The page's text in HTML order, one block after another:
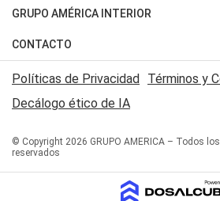
Judiciales
Economia
Motores
Trucos caseros
Series y Películas
Edictos y Solicitadas
Fútbol
Mundial
Automovilismo
Rugby
Básquet
GRUPO AMÉRICA INTERIOR
Canal 7 en Vivo
San Juan 8
CONTACTO
Acerca de Nosotros
Contactanos
Políticas de Privacidad Términos y
Decálogo ético de IA
© Copyright 2026 GRUPO AMERICA – Todos
reservados